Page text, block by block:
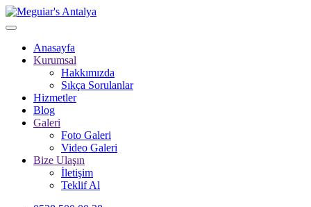
Anasayfa
Kurumsal
Hakkımızda
Sıkça Sorulanlar
Hizmetler
Blog
Galeri
Foto Galeri
Video Galeri
Bize Ulaşın
İletişim
Teklif Al